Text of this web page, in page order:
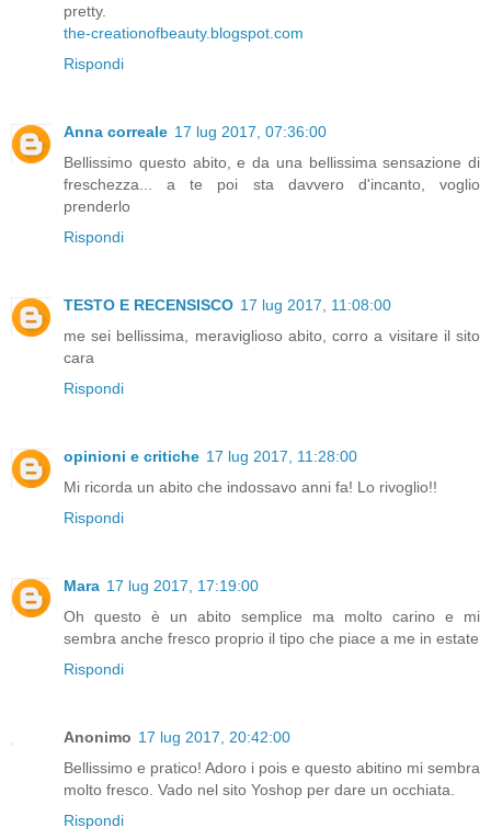
pretty.
the-creationofbeauty.blogspot.com
Rispondi
Anna correale 17 lug 2017, 07:36:00
Bellissimo questo abito, e da una bellissima sensazione di
freschezza... a te poi sta davvero d'incanto, voglio
prenderlo
Rispondi
TESTO E RECENSISCO 17 lug 2017, 11:08:00
me sei bellissima, meraviglioso abito, corro a visitare il sito
cara
Rispondi
opinioni e critiche 17 lug 2017, 11:28:00
Mi ricorda un abito che indossavo anni fa! Lo rivoglio!!
Rispondi
Mara 17 lug 2017, 17:19:00
Oh questo è un abito semplice ma molto carino e mi
sembra anche fresco proprio il tipo che piace a me in estate
Rispondi
Anonimo 17 lug 2017, 20:42:00
Bellissimo e pratico! Adoro i pois e questo abitino mi sembra
molto fresco. Vado nel sito Yoshop per dare un occhiata.
Rispondi